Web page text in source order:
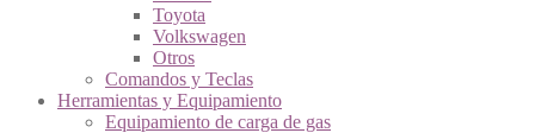
Toyota
Volkswagen
Otros
Comandos y Teclas
Herramientas y Equipamiento
Equipamiento de carga de gas